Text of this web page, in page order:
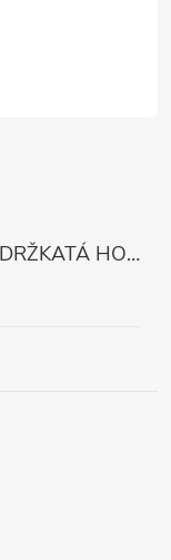
Tričko s potiskem, dětské, MALÁ DRŽKATÁ HOLKA, 1 ks